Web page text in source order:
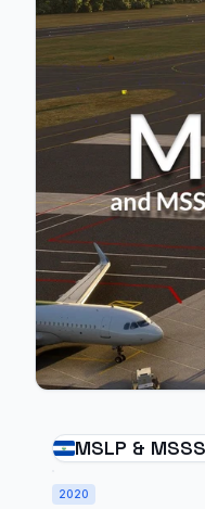
MSLP &
2020